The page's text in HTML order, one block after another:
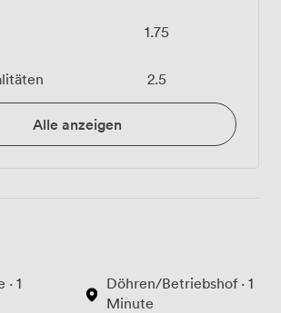
1.75
2.5
Alle anzeigen
1
Döhren/Betriebshof · 1
Minute